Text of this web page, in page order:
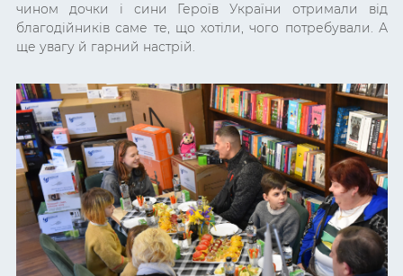
чином дочки і сини Героїв України отримали від
благодійників саме те, що хотіли, чого потребували. А
ще увагу й гарний настрій.